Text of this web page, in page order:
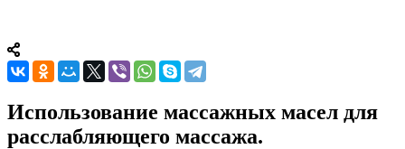
Использование массажных масел для
расслабляющего массажа.